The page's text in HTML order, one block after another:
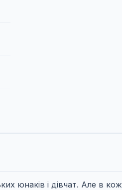
юнаків і дівчат. Але в